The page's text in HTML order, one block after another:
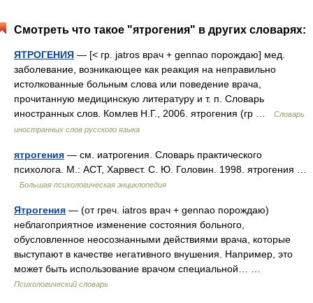
Смотреть что такое "ятрогения" в других словарях:
ЯТРОГЕНИЯ — [< гр. jatros врач + gennao порождаю] мед.
заболевание, возникающее как реакция на неправильно
истолкованные больным слова или поведение врача,
прочитанную медицинскую литературу и т. п. Словарь
иностранных слов. Комлев Н.Г., 2006. ятрогения (гр …
Словарь
иностранных слов русского языка
ятрогения — см. иатрогения. Словарь практического
психолога. М.: АСТ, Харвест. С. Ю. Головин. 1998. ятрогения …
Большая психологическая энциклопедия
Ятрогения — (от греч. iatros врач + gennao порождаю)
неблагоприятное изменение состояния больного,
обусловленное неосознанными действиями врача, которые
выступают в качестве негативного внушения. Например, это
может быть использование врачом специальной… …
Психологический словарь